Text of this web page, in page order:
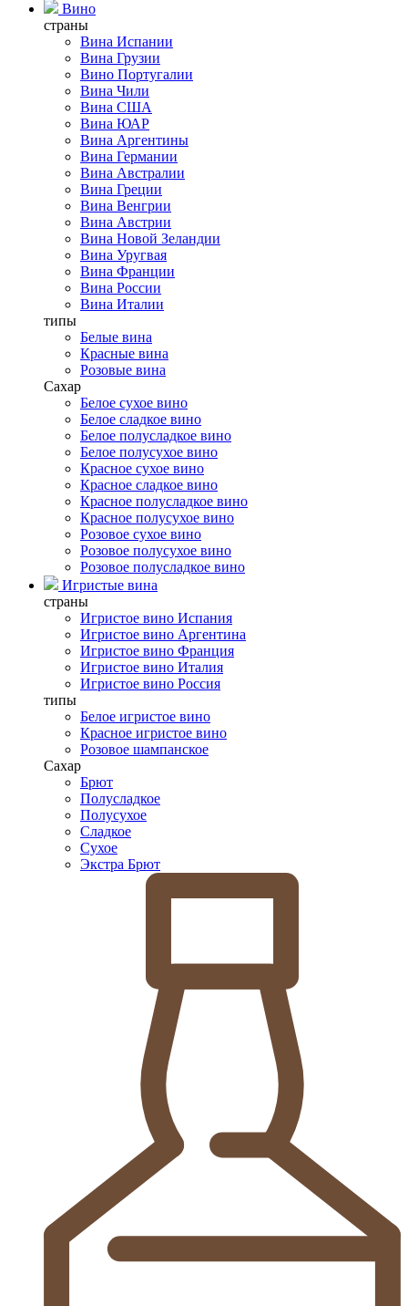
Вино
страны
Вина Испании
Вина Грузии
Вино Португалии
Вина Чили
Вина США
Вина ЮАР
Вина Аргентины
Вина Германии
Вина Австралии
Вина Греции
Вина Венгрии
Вина Австрии
Вина Новой Зеландии
Вина Уругвая
Вина Франции
Вина России
Вина Италии
типы
Белые вина
Красные вина
Розовые вина
Сахар
Белое сухое вино
Белое сладкое вино
Белое полусладкое вино
Белое полусухое вино
Красное сухое вино
Красное сладкое вино
Красное полусладкое вино
Красное полусухое вино
Розовое сухое вино
Розовое полусухое вино
Розовое полусладкое вино
Игристые вина
страны
Игристое вино Испания
Игристое вино Аргентина
Игристое вино Франция
Игристое вино Италия
Игристое вино Россия
типы
Белое игристое вино
Красное игристое вино
Розовое шампанское
Сахар
Брют
Полусладкое
Полусухое
Сладкое
Сухое
Экстра Брют